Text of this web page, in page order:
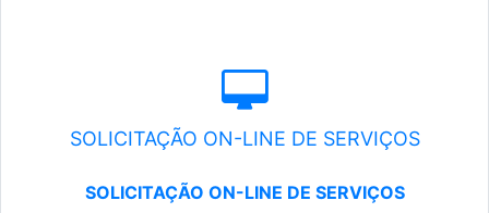
SOLICITAÇÃO ON-LINE DE SERVIÇOS
SOLICITAÇÃO ON-LINE DE SERVIÇOS